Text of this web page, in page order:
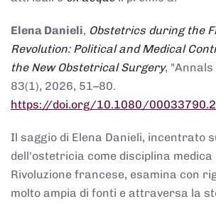
Elena Danieli, Obstetrics during the
Revolution: Political and Medical
the New Obstetrical Surgery, "Annals
83(1), 2026, 51–80.
https://doi.org/10.1080/
Il saggio di Elena Danieli, incentrato
dell'ostetricia come disciplina
Rivoluzione francese, esamina con
molto ampia di fonti e attraversa la